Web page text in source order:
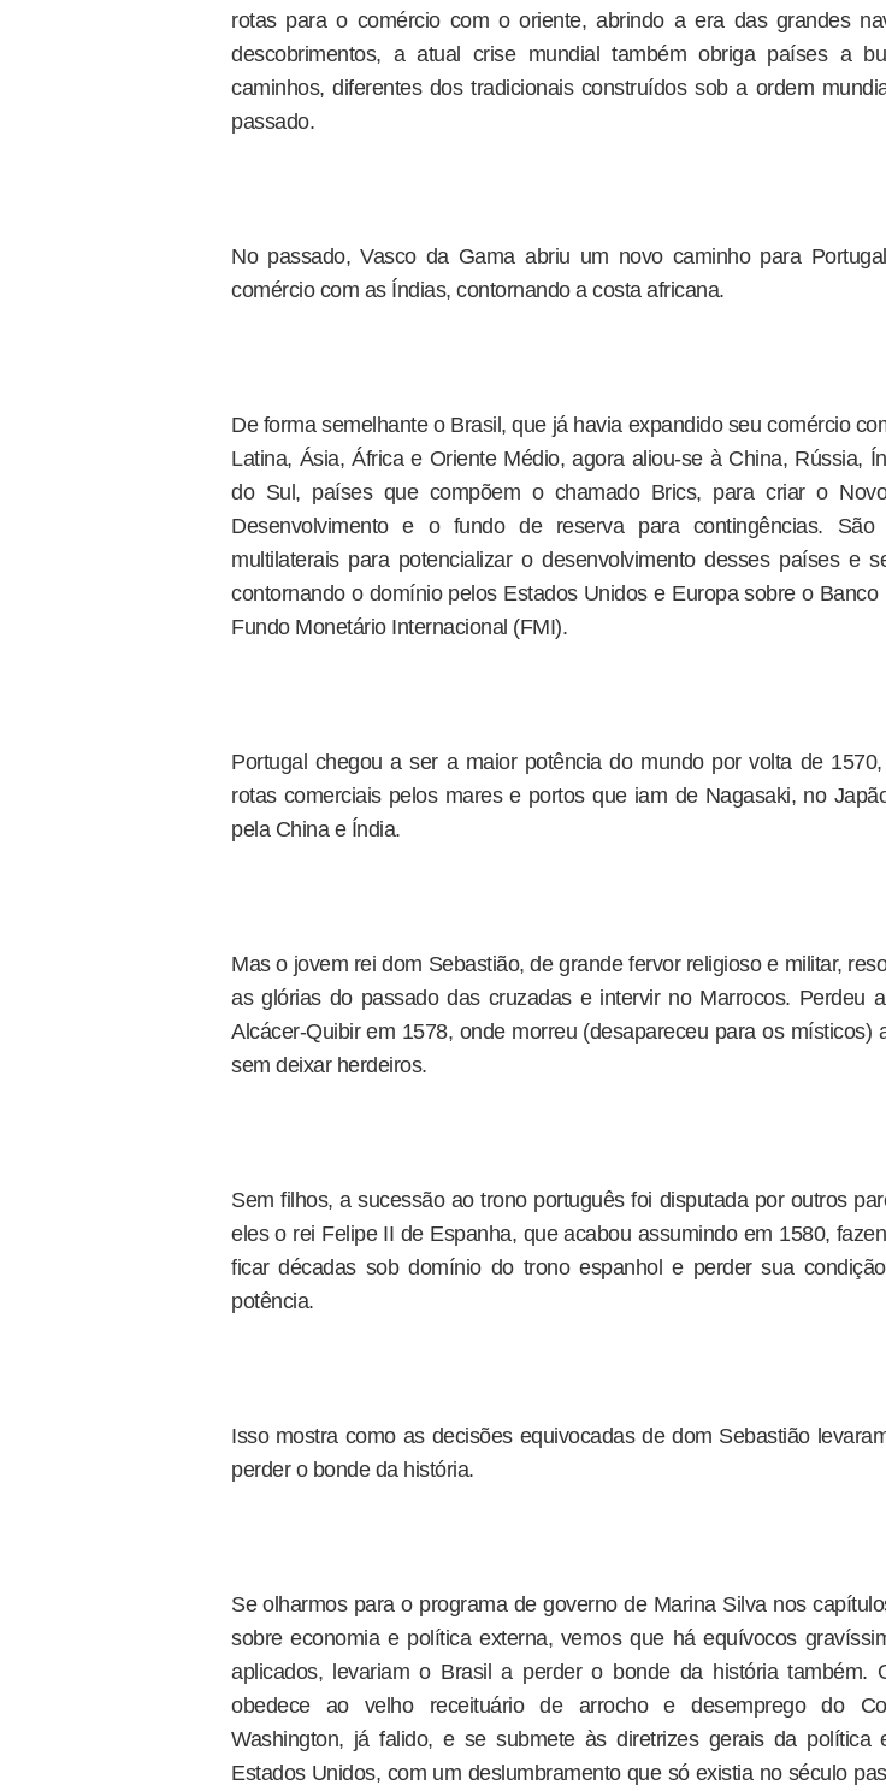
rotas para o comércio com o oriente, abrindo a era das grandes
descobrimentos, a atual crise mundial também obriga países a
caminhos, diferentes dos tradicionais construídos sob a ordem
passado.
No passado, Vasco da Gama abriu um novo caminho para
comércio com as Índias, contornando a costa africana.
De forma semelhante o Brasil, que já havia expandido seu comércio
Latina, Ásia, África e Oriente Médio, agora aliou-se à China, Rússia,
do Sul, países que compõem o chamado Brics, para criar o
Desenvolvimento e o fundo de reserva para contingências. São
multilaterais para potencializar o desenvolvimento desses países e
contornando o domínio pelos Estados Unidos e Europa sobre o Banco
Fundo Monetário Internacional (FMI).
Portugal chegou a ser a maior potência do mundo por volta de
rotas comerciais pelos mares e portos que iam de Nagasaki, no
pela China e Índia.
Mas o jovem rei dom Sebastião, de grande fervor religioso e militar,
as glórias do passado das cruzadas e intervir no Marrocos. Perdeu
Alcácer-Quibir em 1578, onde morreu (desapareceu para os místicos)
sem deixar herdeiros.
Sem filhos, a sucessão ao trono português foi disputada por outros
eles o rei Felipe II de Espanha, que acabou assumindo em 1580,
ficar décadas sob domínio do trono espanhol e perder sua
potência.
Isso mostra como as decisões equivocadas de dom Sebastião
perder o bonde da história.
Se olharmos para o programa de governo de Marina Silva nos
sobre economia e política externa, vemos que há equívocos
aplicados, levariam o Brasil a perder o bonde da história também.
obedece ao velho receituário de arrocho e desemprego do
Washington, já falido, e se submete às diretrizes gerais da política
Estados Unidos, com um deslumbramento que só existia no século